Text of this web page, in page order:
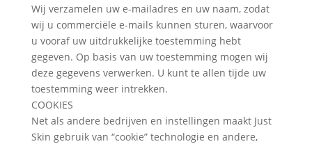
Wij verzamelen uw e-mailadres en uw naam, zodat
wij u commerciële e-mails kunnen sturen, waarvoor
u vooraf uw uitdrukkelijke toestemming hebt
gegeven. Op basis van uw toestemming mogen wij
deze gegevens verwerken. U kunt te allen tijde uw
toestemming weer intrekken.
COOKIES
Net als andere bedrijven en instellingen maakt Just
Skin gebruik van “cookie” technologie en andere,